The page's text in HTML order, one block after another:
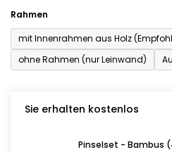
Rahmen
mit Innenrahmen aus Holz
ohne Rahmen (nur Leinwand)
Sie erhalten kostenlos
Pinselset - Bambus